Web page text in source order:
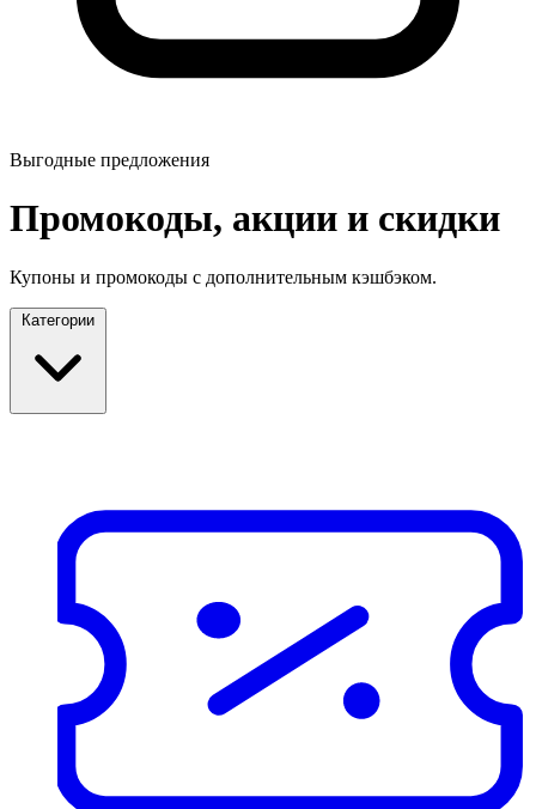
Выгодные предложения
Промокоды, акции и скидки
Купоны и промокоды с дополнительным кэшбэком.
Категории